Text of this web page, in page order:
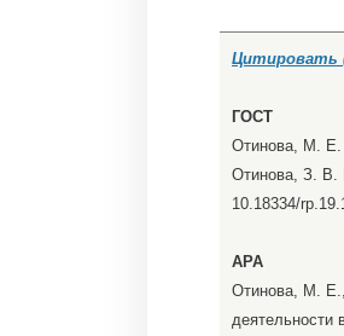
Цитировать
ГОСТ
Отинова, М. Е.
Отинова, З. В.
10.18334/
APA
Отинова, М.
деятельности